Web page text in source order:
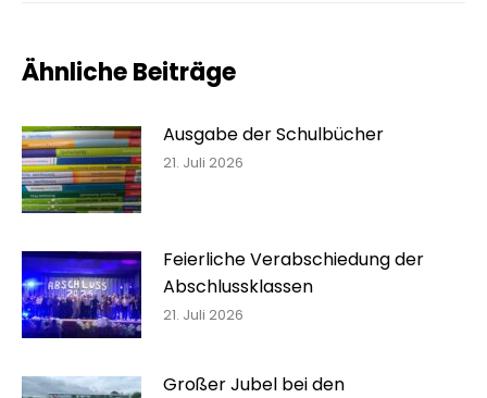
Ähnliche Beiträge
Ausgabe der Schulbücher
21. Juli 2026
Feierliche Verabschiedung der
Abschlussklassen
21. Juli 2026
Großer Jubel bei den